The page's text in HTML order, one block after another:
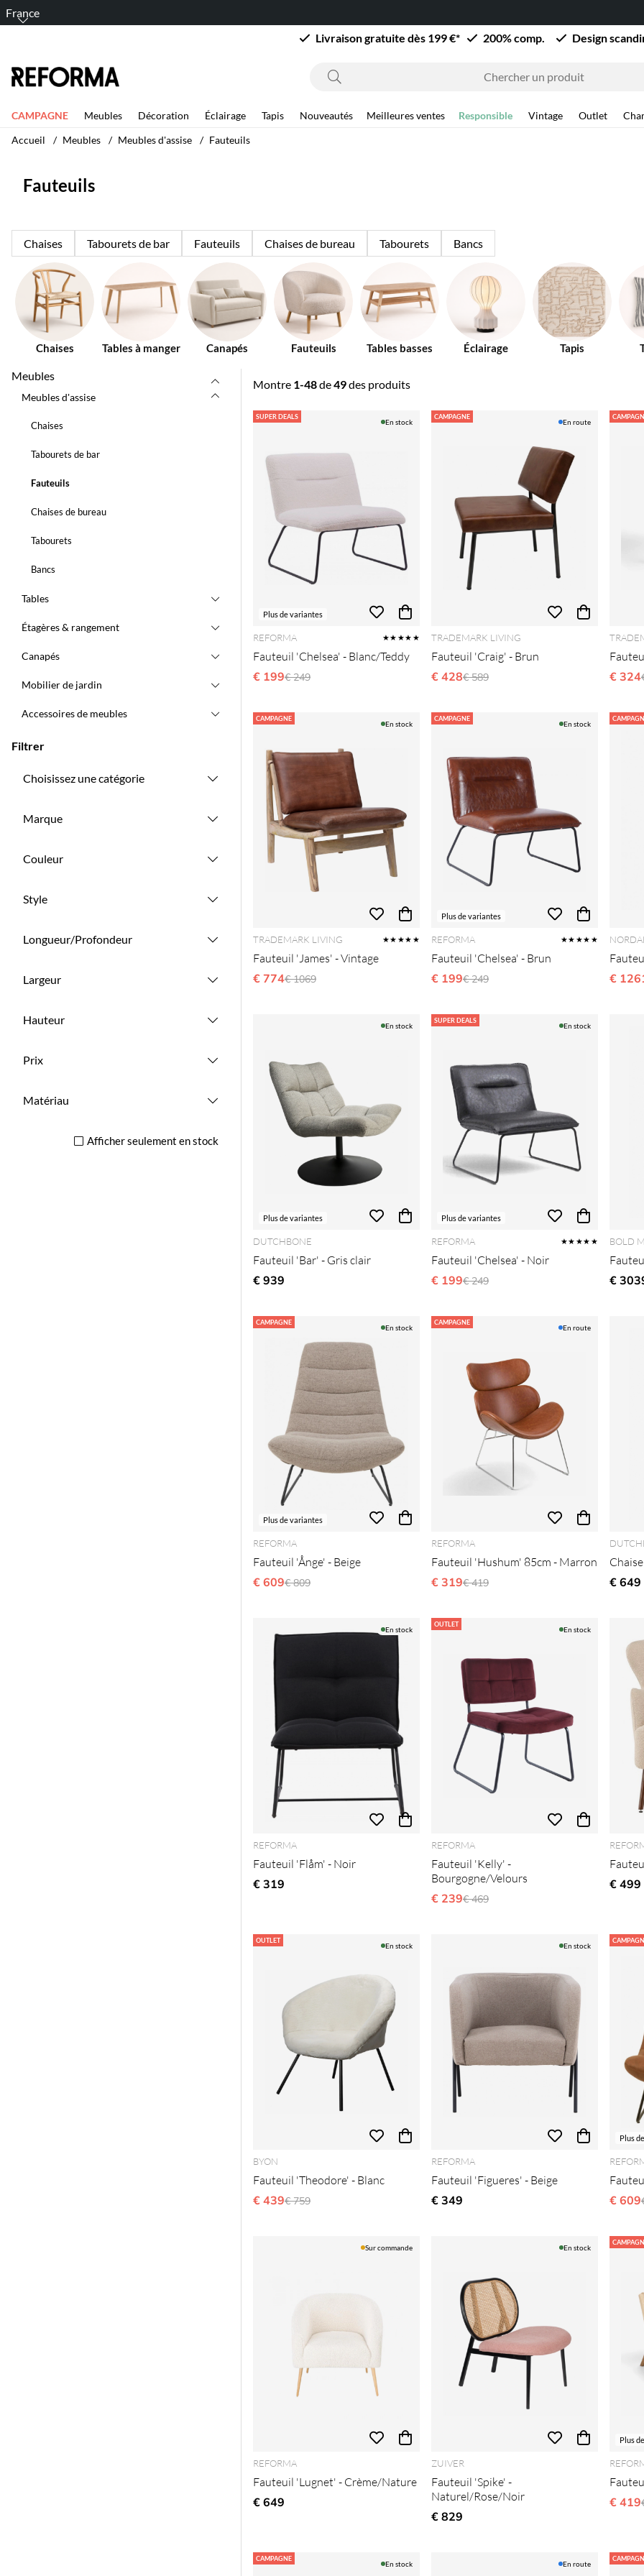
France
Livraison gratuite dès 199 €*
200% comp. Design
CAMPAGNE Meubles Décoration Éclairage Tapis Nouveautés Meilleures ventes Responsible Vintage Outlet
Accueil
Meubles Meubles d'assise Fauteuils
Fauteuils
Chaises Tabourets de bar Fauteuils Chaises de bureau Tabourets Bancs
Chaises Tables à manger Canapés Fauteuils Tables basses Éclairage Tapis
Meubles
Meubles d'assise
Chaises
Tabourets de bar
Fauteuils
Chaises de bureau
Tabourets
Bancs
Tables
Étagères & rangement
Canapés
Mobilier de jardin
Accessoires de meubles
Filtrer
Choisissez une catégorie
Marque
Couleur
Style
Longueur/Profondeur
Largeur
Hauteur
Prix
Matériau
Afficher seulement en stock
Montre 1-48de49des produits
Produits
SUPER DEALS
Plus de variantes
En stock
REFORMA ★★★★★
Fauteuil 'Chelsea' - Blanc/Teddy
€ 199Prix régulier:
€ 249
CAMPAGNE
En route
TRADEMARK LIVING
Fauteuil 'Craig' - Brun
€ 428Prix régulier:
€ 589
€ 324
CAMPAGNE
En stock
TRADEMARK LIVING ★★★★★
Fauteuil 'James' - Vintage
€ 774Prix régulier:
€ 1069
CAMPAGNE
Plus de variantes
En stock
REFORMA ★★★★★
Fauteuil 'Chelsea' - Brun
€ 199Prix régulier:
€ 249
NORDAL
€
Plus de variantes
En stock
DUTCHBONE
Fauteuil 'Bar' - Gris clair
€ 939
SUPER DEALS
Plus de variantes
En stock
REFORMA ★★★★★
Fauteuil 'Chelsea' - Noir
€ 199Prix régulier:
€ 249
BOLD
€
CAMPAGNE
Plus de variantes
En stock
REFORMA
Fauteuil 'Ånge' - Beige
€ 609Prix régulier:
€ 809
CAMPAGNE
En route
REFORMA
Fauteuil 'Hushum' 85cm - Marron
€ 319Prix régulier:
€ 419
€ 649
En stock
REFORMA
Fauteuil 'Flåm' - Noir
€ 319
OUTLET
En stock
REFORMA
Fauteuil 'Kelly' -
Bourgogne/Velours
€ 239Prix régulier:
€ 469
€ 499
OUTLET
En stock
BYON
Fauteuil 'Theodore' - Blanc
€ 439Prix régulier:
€ 759
En stock
REFORMA
Fauteuil 'Figueres' - Beige
€ 349
Plus
€ 609
Sur commande
REFORMA
Fauteuil 'Lugnet' - Crème/Nature
€ 649
En stock
ZUIVER
Fauteuil 'Spike' -
Naturel/Rose/Noir
€ 829
Plus
€ 419
CAMPAGNE
En stock En route